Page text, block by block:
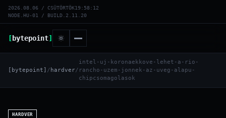
2026.08.06 / CSÜTÖRTÖK19:58:13
NODE.HU-01 / BUILD.2.11.20
[bytepoint]
[bytepoint] / hardver/
intel-uj-koronaekkove-lehet-a-rio-
rancho-uzem-jonnek-az-uveg-alapu-
chipcsomagolasok
HARDVER